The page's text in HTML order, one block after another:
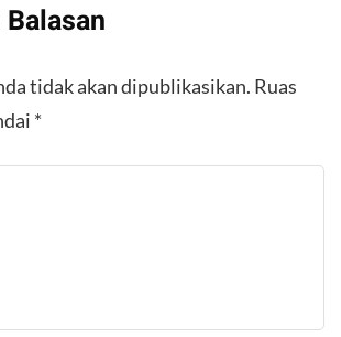
tidak akan dipublikasikan. Ruas
*